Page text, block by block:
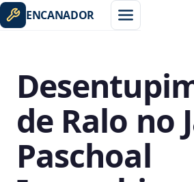
ENCANADOR
de Ralo no
Paschoal